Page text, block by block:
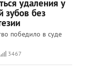
удаления у
зубов без
победило в суде
3467